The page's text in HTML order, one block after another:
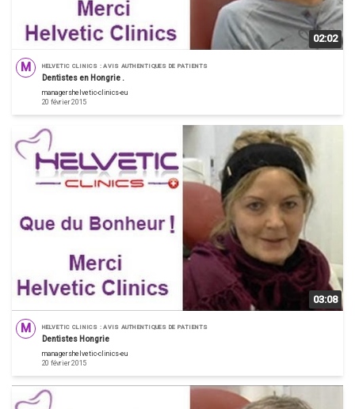
02:02
M HELVETIC CLINICS : AVIS AUTHENTIQUES DE PATIENTS
Dentistes en Hongrie .
managershelvetic-clinics-eu
20 février 2015
03:08
M HELVETIC CLINICS : AVIS AUTHENTIQUES DE PATIENTS
Dentistes Hongrie
managershelvetic-clinics-eu
20 février 2015